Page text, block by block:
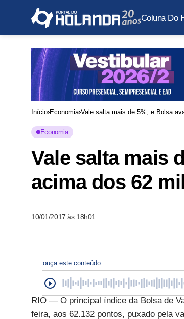
Coluna Do
Início Economia Vale salta mais de 5%, e Bolsa
Economia
Vale salta mais
acima dos 62
10/01/2017 às 18h01
ouça este conteúdo
RIO — O principal índice da Bolsa de
feira, aos 62.132 pontos, puxado pela